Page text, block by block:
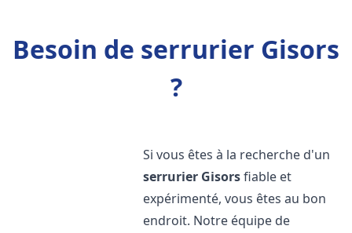
Besoin de serrurier Gisors
?
Si vous êtes à la recherche d'un
serrurier Gisorsfiable et
expérimenté, vous êtes au bon
endroit. Notre équipe de